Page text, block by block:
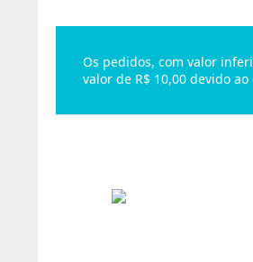
Os pedidos, com valor
valor de R$ 10,00 devido